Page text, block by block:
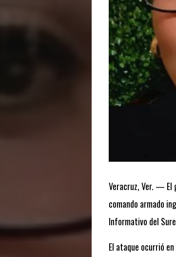
Veracruz, Ver. — El
comando armado
Informativo del
El ataque ocurrió